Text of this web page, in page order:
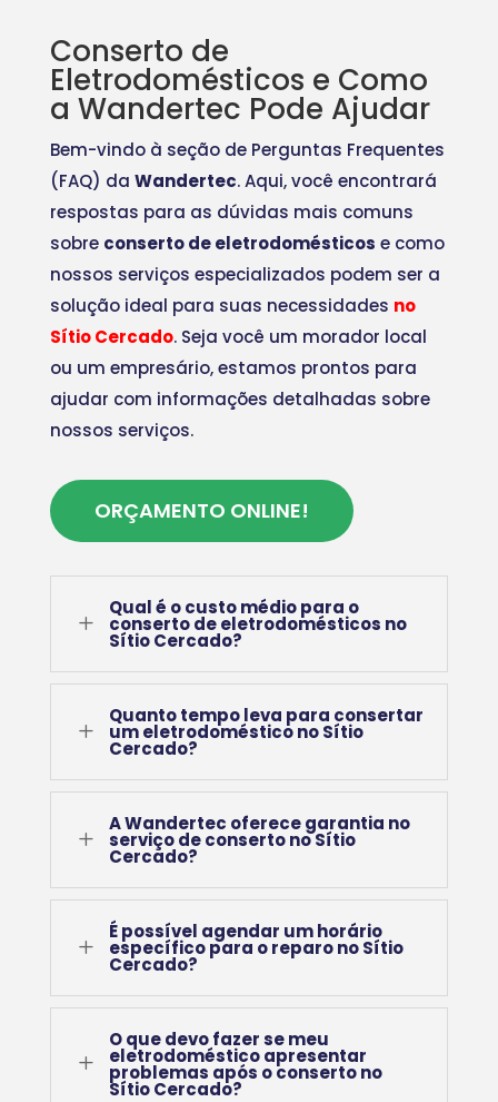
Conserto de
Eletrodomésticos e Como
a Wandertec Pode Ajudar
Bem-vindo à seção de Perguntas Frequentes
(FAQ) da Wandertec. Aqui, você encontrará
respostas para as dúvidas mais comuns
sobre conserto de eletrodomésticos e como
nossos serviços especializados podem ser a
solução ideal para suas necessidades no
Sítio Cercado. Seja você um morador local
ou um empresário, estamos prontos para
ajudar com informações detalhadas sobre
nossos serviços.
ORÇAMENTO ONLINE!
L
Qual é o custo médio para o
conserto de eletrodomésticos no
Sítio Cercado?
L
Quanto tempo leva para consertar
um eletrodoméstico no Sítio
Cercado?
L
A Wandertec oferece garantia no
serviço de conserto no Sítio
Cercado?
L
É possível agendar um horário
específico para o reparo no Sítio
Cercado?
L
O que devo fazer se meu
eletrodoméstico apresentar
problemas após o conserto no
Sítio Cercado?